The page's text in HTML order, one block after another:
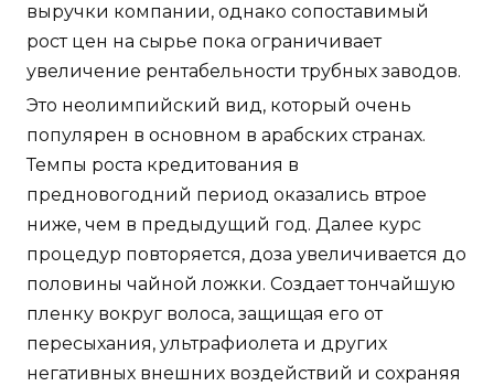
выручки компании, однако сопоставимый
рост цен на сырье пока ограничивает
увеличение рентабельности трубных заводов.
Это неолимпийский вид, который очень
популярен в основном в арабских странах.
Темпы роста кредитования в
предновогодний период оказались втрое
ниже, чем в предыдущий год. Далее курс
процедур повторяется, доза увеличивается до
половины чайной ложки. Создает тончайшую
пленку вокруг волоса, защищая его от
пересыхания, ультрафиолета и других
негативных внешних воздействий и сохраняя